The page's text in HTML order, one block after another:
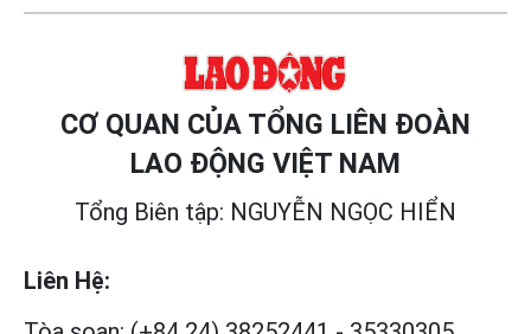
CƠ QUAN CỦA TỔNG LIÊN ĐOÀN
LAO ĐỘNG VIỆT NAM
Tổng Biên tập: NGUYỄN NGỌC HIỂN
Liên Hệ: